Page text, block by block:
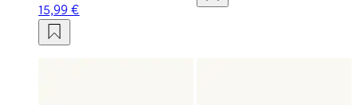
15,99 €